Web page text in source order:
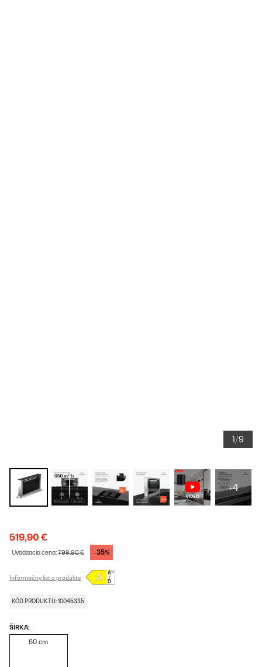
1/9
+4
519,90 €
Uvádzacia cena:799,90 € -35%
Informačný list o produkte
KÓD PRODUKTU: 10045335
ŠÍRKA:
60 cm